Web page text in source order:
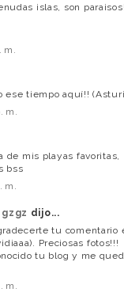
islas, son
m.
tiempo aquí!!
m.
de mis playas favoritas,
bss
m.
dijo...
tu
Preciosas fotos!!!
tu blog y me
m.